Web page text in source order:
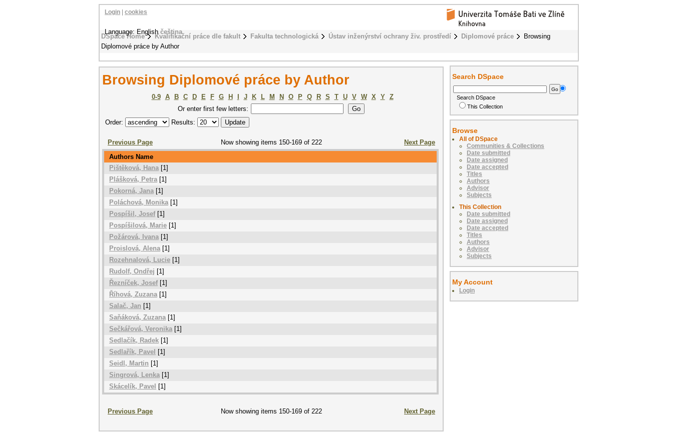
DSpace Home Kvalifikační práce dle fakult Fakulta technologická Ústav inženýrství ochrany živ. prostředí Diplomové práce
Browsing
Diplomové práce by Author
Login cookies
Language: Englishčeština
Browsing Diplomové práce by Author
0-9 A B C D E F G H J K L M N O P Q R S T U V W X Y
Z
Or enter first few letters:
Order:
Results:
Previous Page Now showing items 150-169 of 222
Next Page
Authors Name
Pištěková, Hana [1]
Plášková, Petra[1]
Pokorná, Jana [1]
Poláchová, Monika[1]
Pospíšil, Josef[1]
Pospíšilová, Marie [1]
Požárová, Ivana [1]
Proislová, Alena[1]
Rozehnalová, Lucie [1]
Rudolf, Ondřej [1]
Řezníček, Josef[1]
Říhová, Zuzana[1]
Salač, Jan [1]
Saňáková, Zuzana[1]
Sečkářová, Veronika [1]
Sedlačík, Radek [1]
Sedlařík, Pavel
[1]
Seidl, Martin [1]
Singrová, Lenka [1]
Skácelík, Pavel
[1]
Previous Page Now showing items 150-169 of 222 Next Page
Search DSpace
Search DSpace
This Collection
Browse
All of DSpace
Communities & Collections
Date submitted
Date assigned
Date accepted
Titles
Authors
Advisor
Subjects
This Collection
Date submitted
Date assigned
Date accepted
Titles
Authors
Advisor
Subjects
My Account
Login